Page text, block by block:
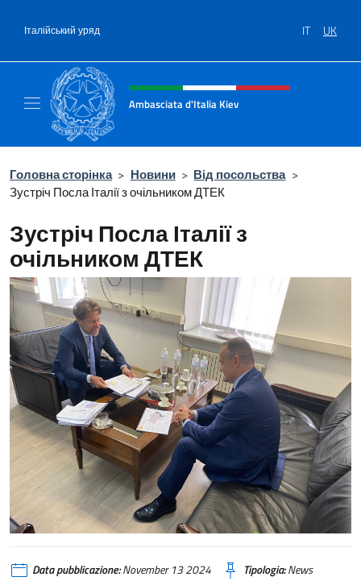
Італійський уряд IT UK
Intestazione sito, social e menù
Ambasciata d'Italia Kiev
Головна сторінка > Новини > Від посольства >
Зустріч Посла Італії з очільником ДТЕК
Зустріч Посла Італії з
очільником ДТЕК
Data pubblicazione:November 13 2024 Tipologia:News